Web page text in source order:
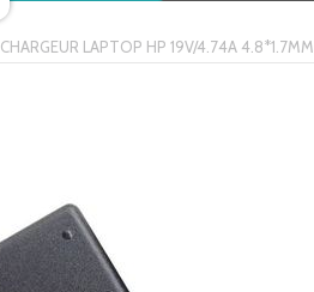
CHARGEUR LAPTOP HP 19V/4.74A 4.8*1.7MM